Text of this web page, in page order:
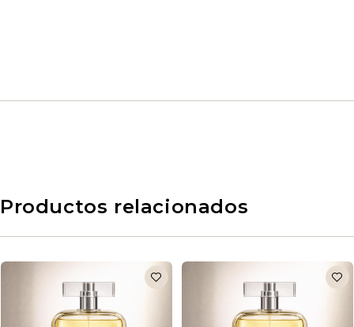
Productos relacionados